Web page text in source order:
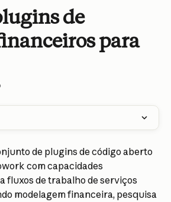
de
para
de plugins de código aberto
com capacidades
fluxos de trabalho de serviços
modelagem financeira, pesquisa